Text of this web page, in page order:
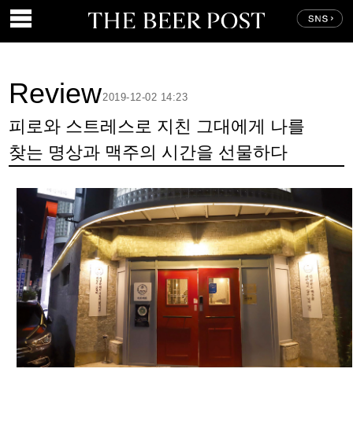
Review
피로와 스트레스로 지친 그대에게 나를
찾는 명상과 맥주의 시간을 선물하다
2019-12-02 14:23